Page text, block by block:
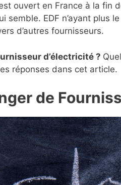
ouvert en France à la
semble. EDF n’ayant plus
d’autres fournisseurs.
d’électricité ?
réponses dans cet article.
de